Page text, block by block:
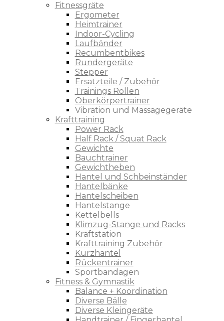
Fitnessgräte
Ergometer
Heimtrainer
Indoor-Cycling
Laufbänder
Recumbentbikes
Rundergeräte
Stepper
Ersatzteile / Zubehör
Trainings Rollen
Oberkörpertrainer
Vibration und Massagegeräte
Krafttraining
Power Rack
Half Rack / Squat Rack
Gewichte
Bauchtrainer
Gewichtheben
Hantel und Schbeinständer
Hantelbänke
Hantelscheiben
Hantelstange
Kettelbells
Klimzug-Stange und Racks
Kraftstation
Krafttraining Zubehör
Kurzhantel
Rückentrainer
Sportbandagen
Fitness & Gymnastik
Balance + Koordination
Diverse Bälle
Diverse Kleingeräte